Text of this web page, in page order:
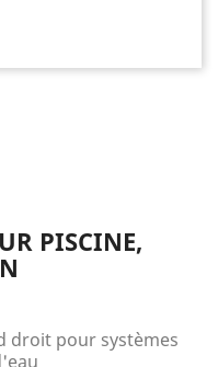
PISCINE,
droit pour systèmes